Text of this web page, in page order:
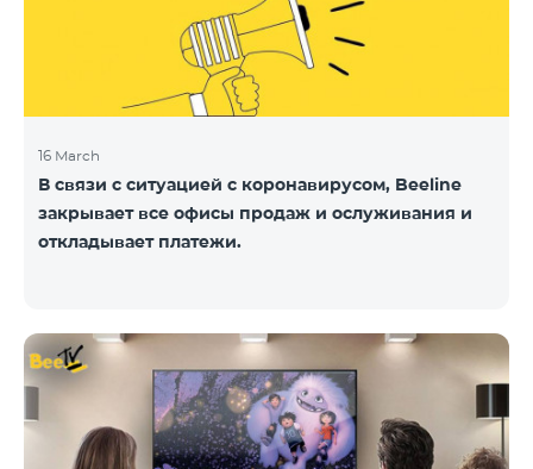
16 March
В связи с ситуацией с коронавирусом, Beeline
закрывает все офисы продаж и ослуживания и
откладывает платежи.